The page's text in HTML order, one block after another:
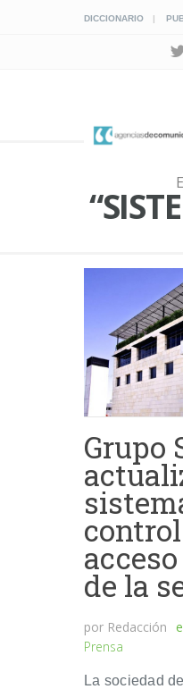
DICCIONARIO
Grupo
de la
por Redacción
Prensa
La sociedad